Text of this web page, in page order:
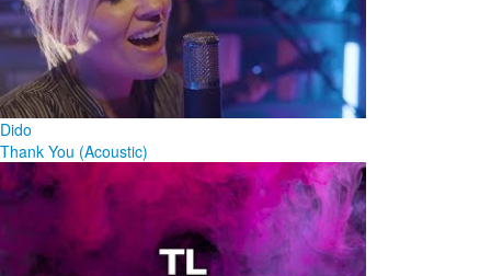
Dido
Thank You (Acoustic)